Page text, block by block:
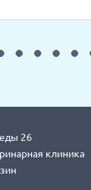
26
клиника